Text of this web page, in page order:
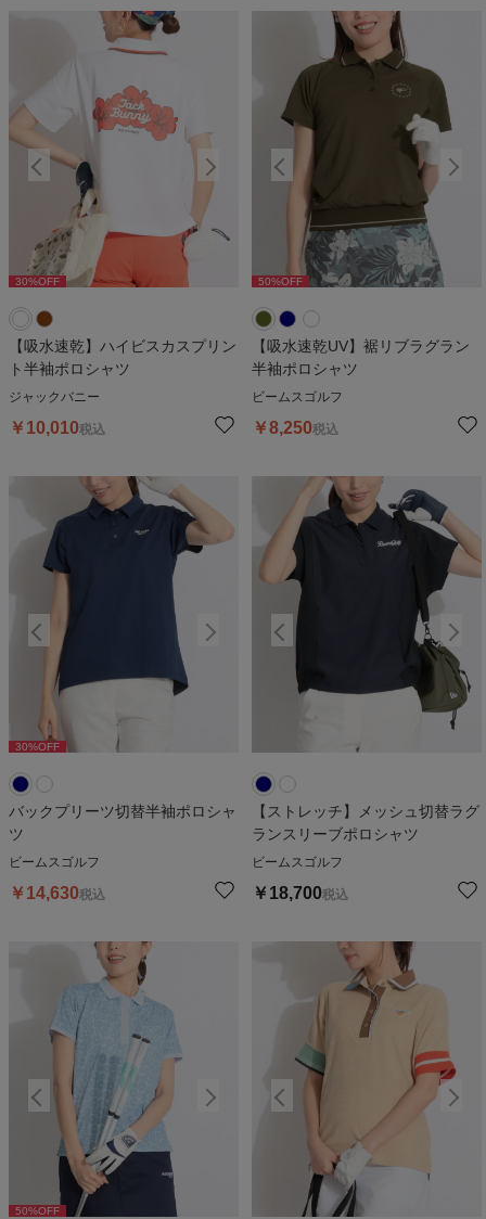
30%OFF %OFF
【吸水速乾】ハイビスカスプリン
ト半袖ポロシャツ
ジャックバニー
￥ 10,010税込
50%OFF 50%OFF
【吸水速乾UV】裾リブラグラン
半袖ポロシャツ
ビームスゴルフ
￥8,250税込
30%OFF
バックプリーツ切替半袖ポロシャ
ツ
ビームスゴルフ
￥ 14,630税込
【ストレッチ】メッシュ切替ラグ
ランスリーブポロシャツ
ビームスゴルフ
￥ 18,700税込
50%OFF